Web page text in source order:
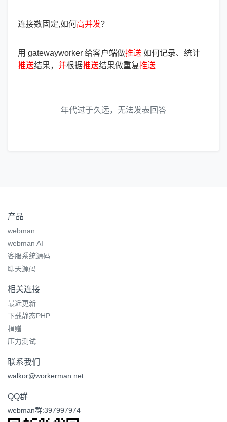
连接数固定,如何高并发？
用 gatewayworker 给客户端做推送 如何记录、统计
推送结果， 并根据推送结果做重复推送
年代过于久远，无法发表回答
产品
webman
webman AI
客服系统源码
聊天源码
相关连接
最近更新
下载静态PHP
捐赠
压力测试
联系我们
walkor@workerman.net
QQ群
webman群:397997974